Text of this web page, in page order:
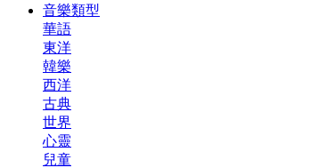
音樂類型
華語
東洋
韓樂
西洋
古典
世界
心靈
兒童